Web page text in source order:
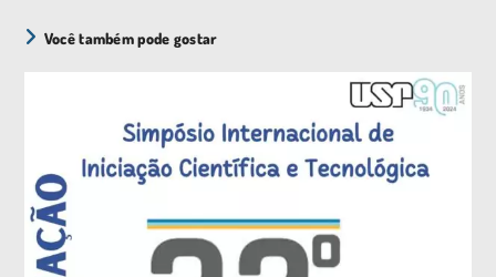
Você também pode gostar